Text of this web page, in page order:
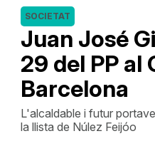
Juan José
29 del PP al
Barcelona
SOCIETAT
L'alcaldable i futur
la llista de Núlez Feijóo